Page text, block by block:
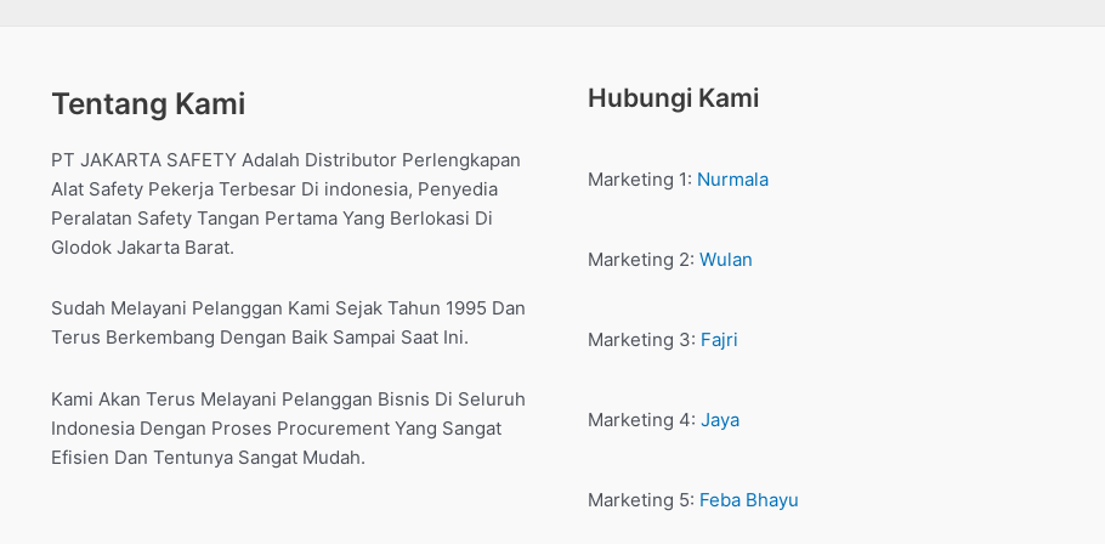
Tentang Kami
PT JAKARTA SAFETY Adalah Distributor Perlengkapan
Alat Safety Pekerja Terbesar Di indonesia, Penyedia
Peralatan Safety Tangan Pertama Yang Berlokasi Di
Glodok Jakarta Barat.
Sudah Melayani Pelanggan Kami Sejak Tahun 1995 Dan
Terus Berkembang Dengan Baik Sampai Saat Ini.
Kami Akan Terus Melayani Pelanggan Bisnis Di Seluruh
Indonesia Dengan Proses Procurement Yang Sangat
Efisien Dan Tentunya Sangat Mudah.
Hubungi Kami
Marketing 1: Nurmala
Marketing 2: Wulan
Marketing 3: Fajri
Marketing 4: Jaya
Marketing 5: Feba Bhayu